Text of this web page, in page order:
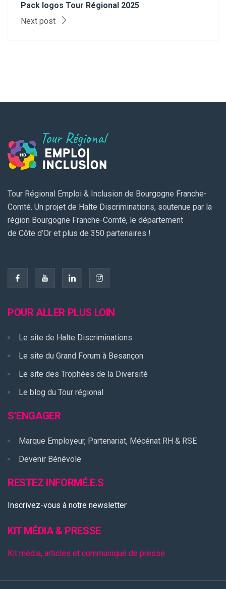
Pack logos Tour Régional 2025
Next post
Tour Régional Emploi & Inclusion de Bourgogne Franche-
Comté. Un projet de Halte Discriminations, soutenue par la
région Bourgogne Franche-Comté, le département
de Côte d’Or et plus de 350 partenaires !
POUR ALLER PLUS LOIN
Le site de Halte Discriminations
Le site du Grand Forum à Besançon
Le site des Trophées de la Diversité
Le blog du Tour régional
S’ENGAGER
Marque Employeur, Partenariat, Mécénat RH & RSE
Devenir Bénévole
RESTEZ INFORMÉ.E.S
Inscrivez-vous à notre newsletter
KIT MÉDIA & PRESSE
Kit média, articles et communiqué de presse